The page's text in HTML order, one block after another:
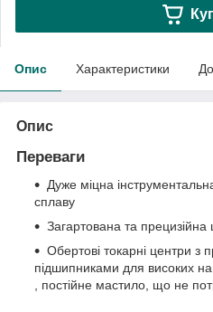
Опис Характеристики
Опис
Переваги
Дуже міцна
сплаву
Загартована та
Обертові токарні центри з
підшипниками для високих
, постійне мастило, що не